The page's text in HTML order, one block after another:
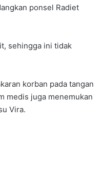
ponsel Radiet
sehingga ini tidak
korban pada tangan
medis juga menemukan
Vira.